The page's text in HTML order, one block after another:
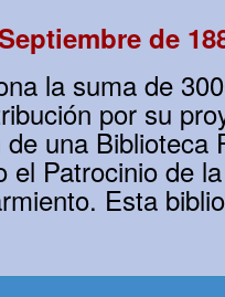
de
la suma de
por su
una Biblioteca
Patrocinio de
Esta